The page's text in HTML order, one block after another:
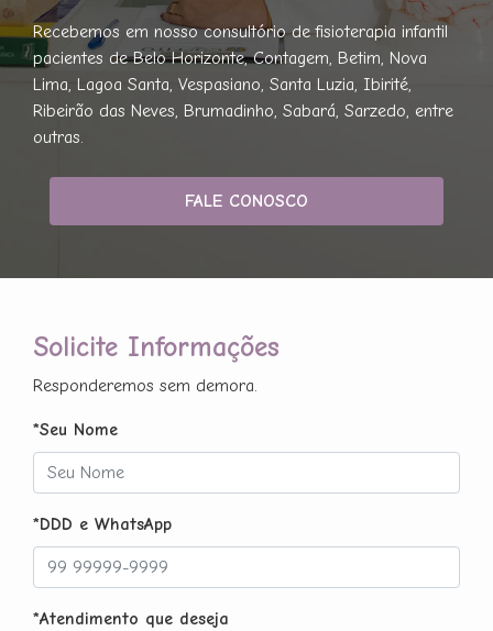
Recebemos em nosso consultório de fisioterapia infantil
pacientes de Belo Horizonte, Contagem, Betim, Nova
Lima, Lagoa Santa, Vespasiano, Santa Luzia, Ibirité,
Ribeirão das Neves, Brumadinho, Sabará, Sarzedo, entre
outras.
FALE CONOSCO
Solicite Informações
Responderemos sem demora.
*Seu Nome
*DDD e WhatsApp
*Atendimento que deseja